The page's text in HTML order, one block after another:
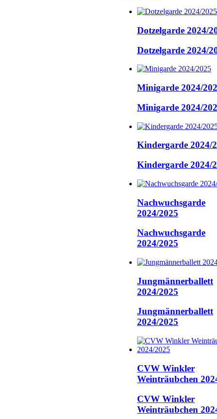
Dotzelgarde 2024/
Dotzelgarde 2024/
Minigarde 2024/
Minigarde 2024/
Kindergarde 2024/
Kindergarde 2024/
Nachwuchsgarde
2024/2025
Nachwuchsgarde
2024/2025
Jungmännerballett
2024/2025
Jungmännerballett
2024/2025
CVW Winkler
Weinträubchen
CVW Winkler
Weinträubchen